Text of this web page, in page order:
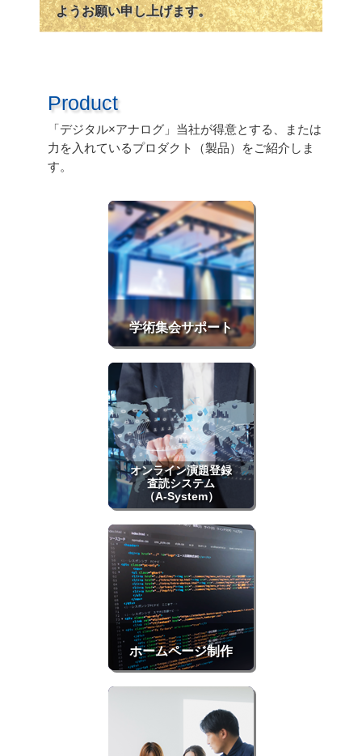
ようお願い申し上げます。
Product
「デジタル×アナログ」当社が得意とする、または
力を入れているプロダクト（製品）をご紹介しま
す。
学術集会サポート
オンライン演題登録
査読システム
（A-System）
ホームページ制作